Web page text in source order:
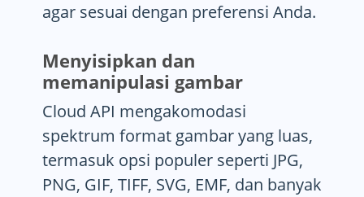
agar sesuai dengan preferensi Anda.
Menyisipkan dan
memanipulasi gambar
Cloud API mengakomodasi
spektrum format gambar yang luas,
termasuk opsi populer seperti JPG,
PNG, GIF, TIFF, SVG, EMF, dan banyak